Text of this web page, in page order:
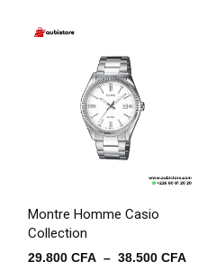
Montre Homme Casio
Collection
29.800 CFA – 38.500 CFA